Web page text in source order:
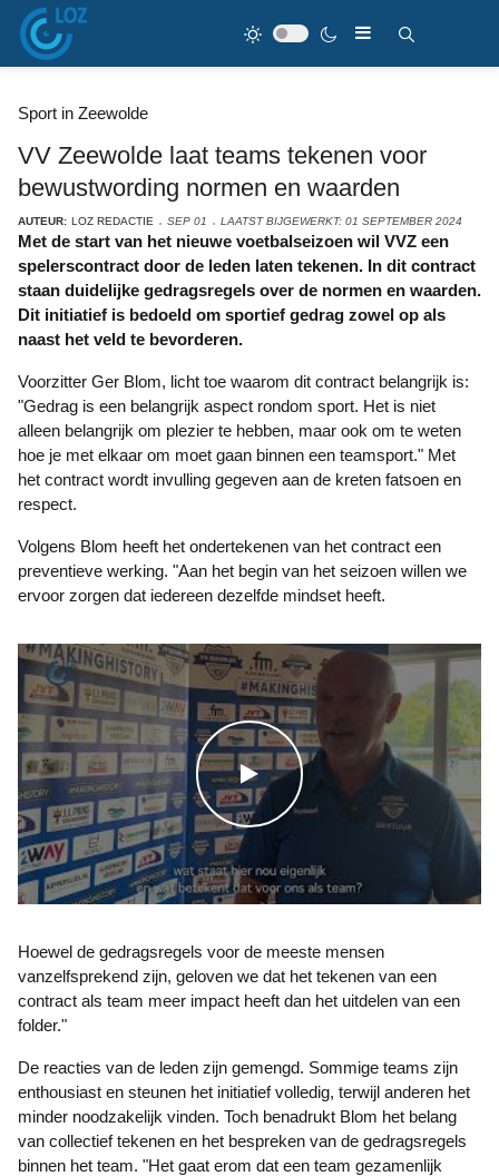
Sport in Zeewolde
VV Zeewolde laat teams tekenen voor
bewustwording normen en waarden
AUTEUR: LOZ REDACTIE SEP 01 LAATST BIJGEWERKT: 01 SEPTEMBER 2024
Met de start van het nieuwe voetbalseizoen wil VVZ een
spelerscontract door de leden laten tekenen. In dit contract
staan duidelijke gedragsregels over de normen en waarden.
Dit initiatief is bedoeld om sportief gedrag zowel op als
naast het veld te bevorderen.
Voorzitter Ger Blom, licht toe waarom dit contract belangrijk is:
"Gedrag is een belangrijk aspect rondom sport. Het is niet
alleen belangrijk om plezier te hebben, maar ook om te weten
hoe je met elkaar om moet gaan binnen een teamsport." Met
het contract wordt invulling gegeven aan de kreten fatsoen en
respect.
Volgens Blom heeft het ondertekenen van het contract een
preventieve werking. "Aan het begin van het seizoen willen we
ervoor zorgen dat iedereen dezelfde mindset heeft.
WATCH THE VIDEO
Hoewel de gedragsregels voor de meeste mensen
vanzelfsprekend zijn, geloven we dat het tekenen van een
contract als team meer impact heeft dan het uitdelen van een
folder."
De reacties van de leden zijn gemengd. Sommige teams zijn
enthousiast en steunen het initiatief volledig, terwijl anderen het
minder noodzakelijk vinden. Toch benadrukt Blom het belang
van collectief tekenen en het bespreken van de gedragsregels
binnen het team. "Het gaat erom dat een team gezamenlijk